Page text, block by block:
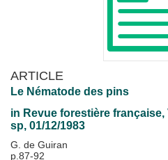
ARTICLE
Le Nématode des pins
in Revue forestière française,
sp, 01/12/1983
G. de Guiran
p.87-92